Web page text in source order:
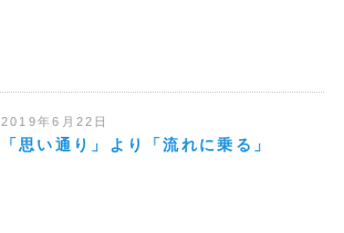
2019年6月22日
「思い通り」より「流れに乗る」